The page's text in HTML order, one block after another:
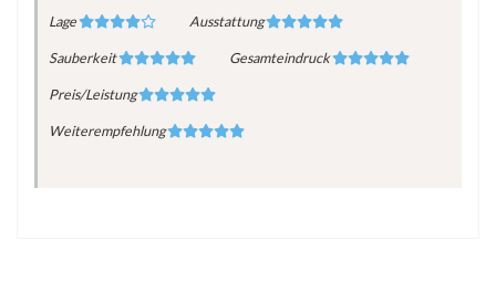
Lage Ausstattung
Sauberkeit Gesamteindruck
Preis/Leistung
Weiterempfehlung